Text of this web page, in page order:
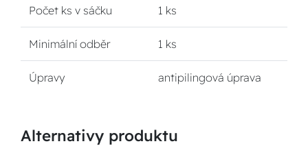
Počet ks v sáčku 1 ks
Minimální odběr 1 ks
Úpravy antipilingová úprava
Alternativy produktu